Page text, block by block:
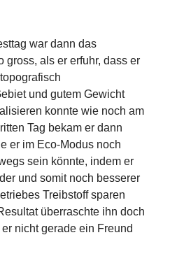
war dann das
gross, als er erfuhr, dass er
und gutem Gewicht
konnte wie noch am
Tag bekam er dann
er im Eco-Modus noch
sein könnte, indem er
und somit noch besserer
Treibstoff sparen
überraschte ihn doch
nicht gerade ein Freund